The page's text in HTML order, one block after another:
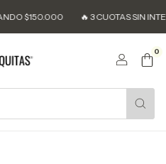
CUOTAS SIN INTERÉS 🔥 10% OFF
0